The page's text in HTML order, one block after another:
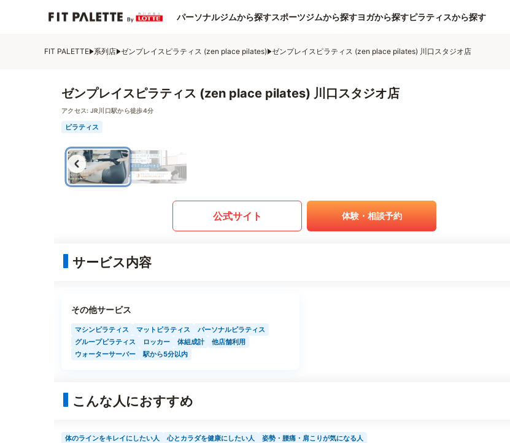
パーソナルジムから探すスポーツジムから探すヨガから探すピラティスから探す
FIT PALETTE 系列店 ゼンプレイスピラティス (zen place pilates) ゼンプレイスピラティス (zen place pilates) 川口スタジオ店
ゼンプレイスピラティス (zen place pilates) 川口スタジオ店
アクセス: JR川口駅から徒歩4分
ピラティス
公式サイト 体験・相談予約
サービス内容
その他サービス
マシンピラティス マットピラティス
パーソナルピラティス
グループピラティス
ロッカー 体組成計
他店舗利用
ウォーターサーバー
駅から5分以内
こんな人におすすめ
体のラインをキレイにしたい人 心とカラダを健康にしたい人 姿勢・腰痛・肩こりが気になる人